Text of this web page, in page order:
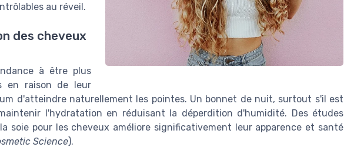
au réveil.
des cheveux
à être plus
en raison de leur
d'atteindre naturellement les pointes. Un bonnet de nuit, surtout s'il est
l'hydratation en réduisant la déperdition d'humidité. Des études
soie pour les cheveux améliore significativement leur apparence et santé
Science).